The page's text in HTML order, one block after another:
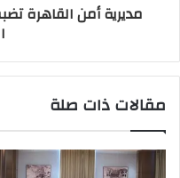
مديرية أمن القاهرة
مقالات ذات صلة